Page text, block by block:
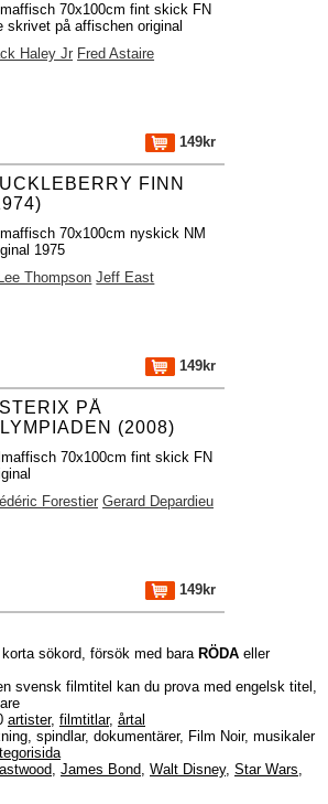
70x100cm fint skick FN
skrivet på affischen original
Haley Jr Fred Astaire
149kr
FINN
70x100cm nyskick NM
1975
Thompson Jeff East
149kr
PÅ
(2008)
70x100cm fint skick FN
Forestier Gerard Depardieu
149kr
sökord, försök med bara RÖDA eller
svensk filmtitel kan du prova med engelsk titel,
artister, filmtitlar, årtal
spindlar, dokumentärer, Film Noir, musikaler
, James Bond, Walt Disney, Star Wars,